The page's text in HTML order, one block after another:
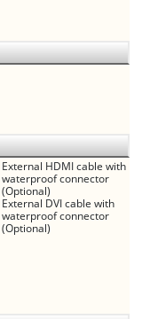
External HDMI cable with
waterproof connector
(Optional)
External DVI cable with
waterproof connector
(Optional)